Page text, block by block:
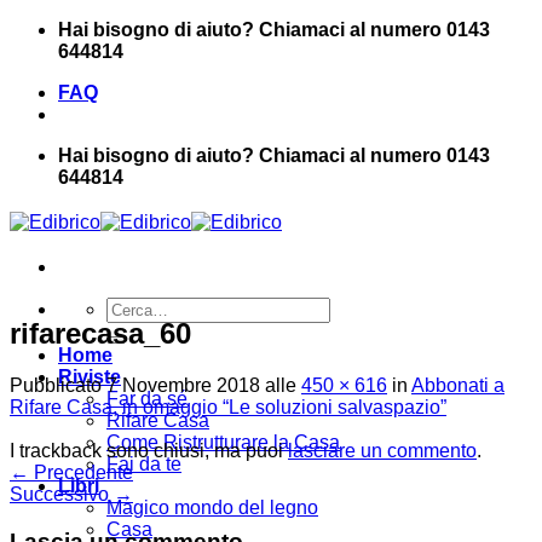
Salta
Hai bisogno di aiuto? Chiamaci al numero 0143
644814
FAQ
Hai bisogno di aiuto? Chiamaci al numero 0143
644814
Cerca:
Home
Riviste
Far da sé
Rifare Casa
Come Ristrutturare la Casa
Fai da te
Libri
Magico mondo del legno
Casa
rifarecasa_60
Pubblicato7 Novembre 2018 alle 450 × 616 in Abbonati a
Rifare Casa, in omaggio “Le soluzioni salvaspazio”
I trackback sono chiusi, ma puoilasciare un commento.
← Precedente
Successivo →